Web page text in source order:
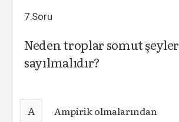
7.Soru
Neden troplar somut şeyler
sayılmalıdır?
A Ampirik olmalarından